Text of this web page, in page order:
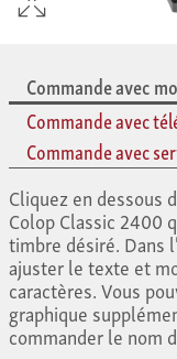
Commande avec
Commande avec
Commande avec
Cliquez en dessous
Colop Classic 2400
timbre désiré. Dans
ajuster le texte et
caractères. Vous
graphique
commander le nom